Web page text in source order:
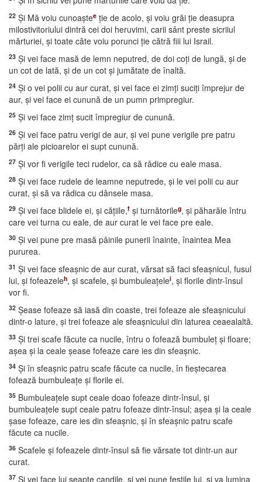
22 Şi Mă voiu cunoaştee ţie de acolo, şi voiu grăi ţie deasupra
milostivitoriului dintră cei doi heruvimi, carii sânt preste sicriiul
mărturiei, şi toate câte voiu porunci ţie cătră fiii lui Israil.
23 Şi vei face masă de lemn neputred, de doi coţi de lungă, şi de
un cot de lată, şi de un cot şi jumătate de înaltă.
24 Şi o vei polii cu aur curat, şi vei face ei zimţi suciţi împrejur de
aur, şi vei face ei cunună de un pumn primpregiur.
25 Şi vei face zimţ sucit împregiur de cunună.
26 Şi vei face patru verigi de aur, şi vei pune verigile pre patru
părţi ale picioarelor ei supt cunună.
27 Şi vor fi verigile teci rudelor, ca să râdice cu eale masa.
28 Şi vei face rudele de leamne neputrede, şi le vei polii cu aur
curat, şi să va râdica cu dânsele masa.
29 Şi vei face blidele ei, şi căţiile,f şi turnătorileg, şi păharăle întru
care vei turna cu eale, de aur curat le vei face pre eale.
30 Şi vei pune pre masă pâinile punerii înainte, înaintea Mea
pururea.
31 Şi vei face sfeaşnic de aur curat, vărsat să faci sfeaşnicul, fusul
lui, şi fofeazeleh, şi scafele, şi bumbuleaţelei, şi florile dintr-însul
vor fi.
32 Şease fofeaze să iasă din coaste, trei fofeaze ale sfeaşnicului
dintr-o lature, şi trei fofeaze ale sfeaşnicului din laturea ceaealaltă.
33 Şi trei scafe făcute ca nucile, întru o fofează bumbuleţ şi floare;
aşea şi la ceale şease fofeaze care ies din sfeaşnic.
34 Şi în sfeaşnic patru scafe făcute ca nucile, în fieştecarea
fofează bumbuleaţe şi florile ei.
35 Bumbuleaţele supt ceale doao fofeaze dintr-însul, şi
bumbuleaţele supt ceale patru fofeaze dintr-însul; aşea şi la ceale
şase fofeaze, care ies din sfeaşnic, şi în sfeaşnic patru scafe
făcute ca nucile.
36 Scafele şi fofeazele dintr-însul să fie vărsate tot dintr-un aur
curat.
37 Şi vei face lui şeapte candile, şi vei pune feştile lui, şi va lumina